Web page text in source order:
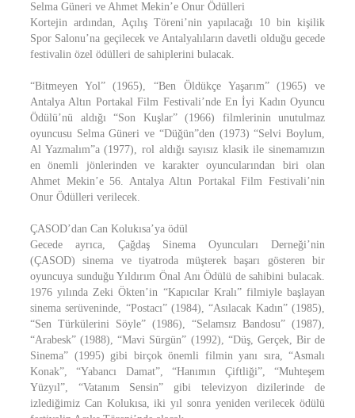
Selma Güneri ve Ahmet Mekin’e Onur Ödülleri
Kortejin ardından, Açılış Töreni’nin yapılacağı 10 bin kişilik
Spor Salonu’na geçilecek ve Antalyalıların davetli olduğu gecede
festivalin özel ödülleri de sahiplerini bulacak.
“Bitmeyen Yol” (1965), “Ben Öldükçe Yaşarım” (1965) ve
Antalya Altın Portakal Film Festivali’nde En İyi Kadın Oyuncu
Ödülü’nü aldığı “Son Kuşlar” (1966) filmlerinin unutulmaz
oyuncusu Selma Güneri ve “Düğün”den (1973) “Selvi Boylum,
Al Yazmalım”a (1977), rol aldığı sayısız klasik ile sinemamızın
en önemli jönlerinden ve karakter oyuncularından biri olan
Ahmet Mekin’e 56. Antalya Altın Portakal Film Festivali’nin
Onur Ödülleri verilecek.
ÇASOD’dan Can Kolukısa’ya ödül
Gecede ayrıca, Çağdaş Sinema Oyuncuları Derneği’nin
(ÇASOD) sinema ve tiyatroda müşterek başarı gösteren bir
oyuncuya sunduğu Yıldırım Önal Anı Ödülü de sahibini bulacak.
1976 yılında Zeki Ökten’in “Kapıcılar Kralı” filmiyle başlayan
sinema serüveninde, “Postacı” (1984), “Asılacak Kadın” (1985),
“Sen Türkülerini Söyle” (1986), “Selamsız Bandosu” (1987),
“Arabesk” (1988), “Mavi Sürgün” (1992), “Düş, Gerçek, Bir de
Sinema” (1995) gibi birçok önemli filmin yanı sıra, “Asmalı
Konak”, “Yabancı Damat”, “Hanımın Çiftliği”, “Muhteşem
Yüzyıl”, “Vatanım Sensin” gibi televizyon dizilerinde de
izlediğimiz Can Kolukısa, iki yıl sonra yeniden verilecek ödülü